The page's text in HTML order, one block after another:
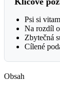
Psi si
Na rozdíl
Zbytečná
Cílené
Obsah